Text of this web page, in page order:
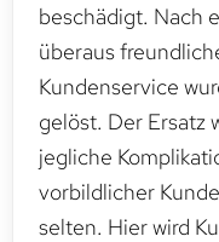
beschädigt. Nach
überaus
Kundenservice
gelöst. Der Ersatz
jegliche
vorbildlicher
selten. Hier wird